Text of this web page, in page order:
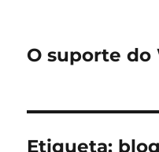
O suporte do
Etiqueta: